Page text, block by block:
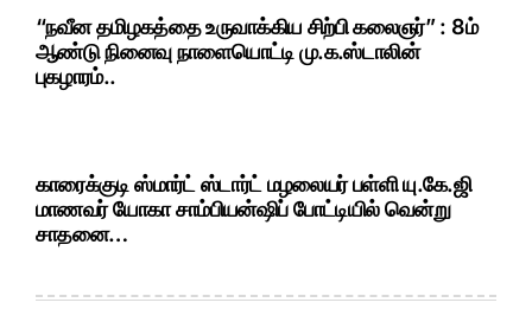
“நவீன தமிழகத்தை உருவாக்கிய சிற்பி கலைஞர்” : 8ம்
ஆண்டு நினைவு நாளையொட்டி மு.க.ஸ்டாலின்
புகழாரம்..
காரைக்குடி ஸ்மார்ட் ஸ்டார்ட் மழலையர் பள்ளி யு.கே.ஜி
மாணவர் யோகா சாம்பியன்ஷிப் போட்டியில் வென்று
சாதனை…